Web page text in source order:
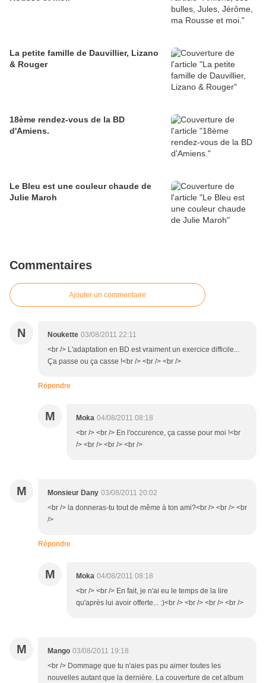
La petite famille de Dauvillier, Lizano
& Rouger
18ème rendez-vous de la BD
d'Amiens.
Le Bleu est une couleur chaude de
Julie Maroh
Commentaires
Ajouter un commentaire
N Noukette 03/08/2011 22:11
<br /> L'adaptation en BD est vraiment un exercice difficile...
Ça passe ou ça casse !<br /> <br /> <br />
Répondre
M Moka 04/08/2011 08:18
<br /> <br /> En l'occurence, ça casse pour moi !<br
/> <br /> <br /> <br />
M Monsieur Dany 03/08/2011 20:02
<br /> la donneras-tu tout de même à ton ami?<br /> <br /> <br
/>
Répondre
M Moka 04/08/2011 08:18
<br /> <br /> En fait, je n'ai eu le temps de la lire
qu'après lui avoir offerte... :)<br /> <br /> <br /> <br />
M Mango 03/08/2011 19:18
<br /> Dommage que tu n'aies pas pu aimer toutes les
nouvelles autant que la dernière. La couverture de cet album